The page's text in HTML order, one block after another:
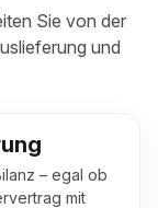
Sie von der
und
– egal ob
mit